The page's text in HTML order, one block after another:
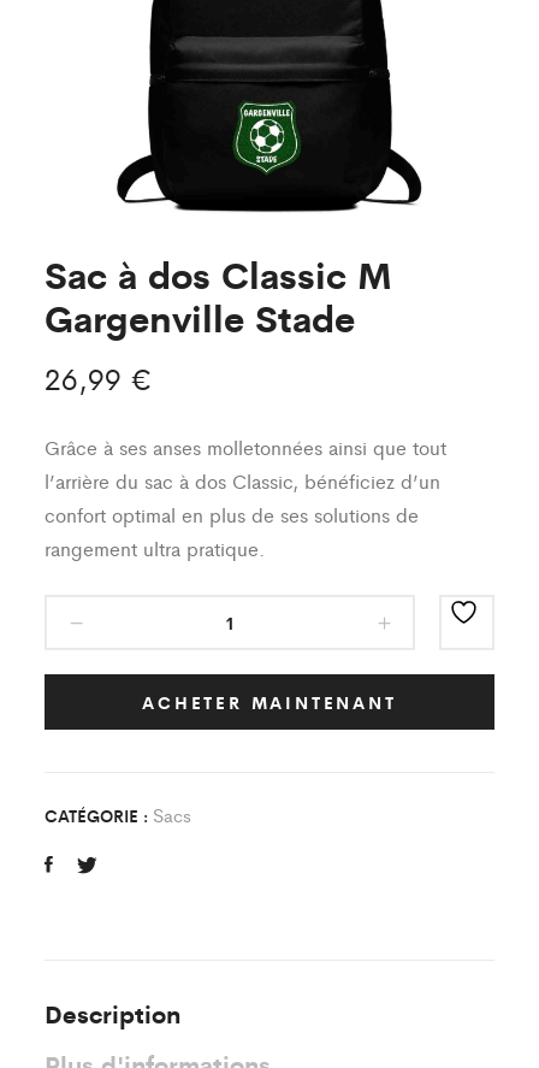
Sac à dos Classic M
Gargenville Stade
26,99 €
Grâce à ses anses molletonnées ainsi que tout
l’arrière du sac à dos Classic, bénéficiez d’un
confort optimal en plus de ses solutions de
rangement ultra pratique.
dos
Classic
M
quantity
ACHETER MAINTENANT
CATÉGORIE : Sacs
Description